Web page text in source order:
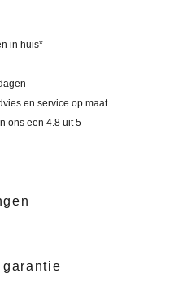
in huis*
en service op maat
ons een 4.8 uit 5
garantie